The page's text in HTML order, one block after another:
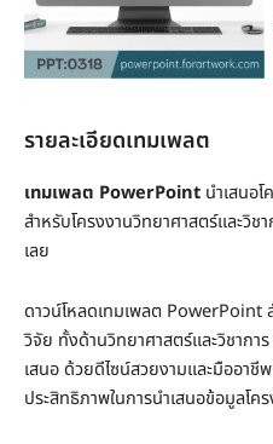
รายละเอียดเทมเพลต
เทมเพลต PowerPoint นำเสนอ
สำหรับโครงงานวิทยาศาสตร์และวิช
เลย
ดาวน์โหลดเทมเพลต PowerPoint
วิจัย ทั้งด้านวิทยาศาสตร์และวิชากา
เสนอ ด้วยดีไซน์สวยงามและมืออาชี
ประสิทธิภาพในการนำเสนอข้อมูลโ